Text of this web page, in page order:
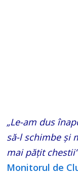
„Le-am dus
să-l schimbe și
mai pățit chestii”
Monitorul de